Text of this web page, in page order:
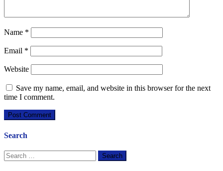
Name *
Email *
Website
Save my name, email, and website in this browser for the next
time I comment.
Search
Search
for: